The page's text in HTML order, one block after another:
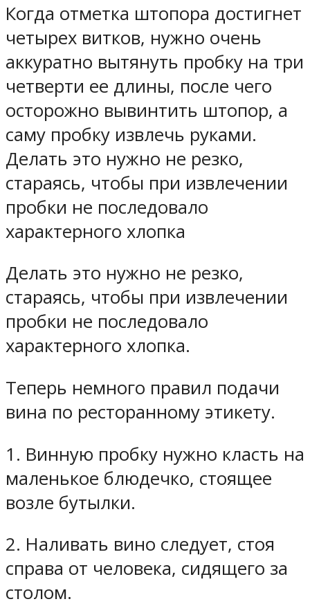
Когда отметка штопора достигнет
четырех витков, нужно очень
аккуратно вытянуть пробку на три
четверти ее длины, после чего
осторожно вывинтить штопор, а
саму пробку извлечь руками.
Делать это нужно не резко,
стараясь, чтобы при извлечении
пробки не последовало
характерного хлопка
Делать это нужно не резко,
стараясь, чтобы при извлечении
пробки не последовало
характерного хлопка.
Теперь немного правил подачи
вина по ресторанному этикету.
1. Винную пробку нужно класть на
маленькое блюдечко, стоящее
возле бутылки.
2. Наливать вино следует, стоя
справа от человека, сидящего за
столом.